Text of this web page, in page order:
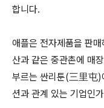
합니다.
애플은 전자제품을 판
산과 같은 중관촌에 매
부르는 싼리툰(三里屯)
션과 관계 있는 기업인